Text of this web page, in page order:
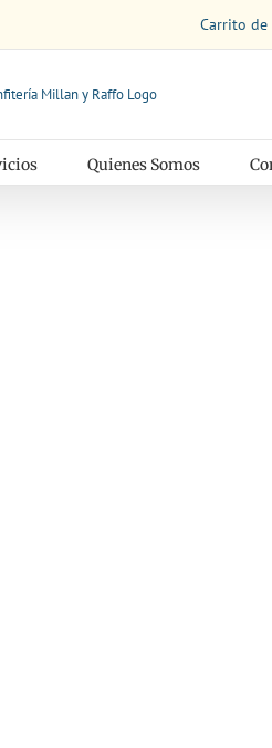
Carrito de
Quienes Somos